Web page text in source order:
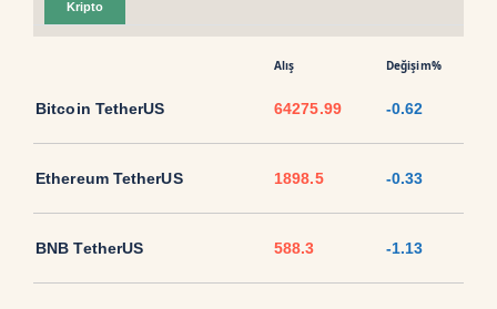
Kripto
Alış Değişim%
Bitcoin TetherUS 64275.99 -0.62
Ethereum TetherUS 1898.5 -0.33
BNB TetherUS 588.3 -1.13